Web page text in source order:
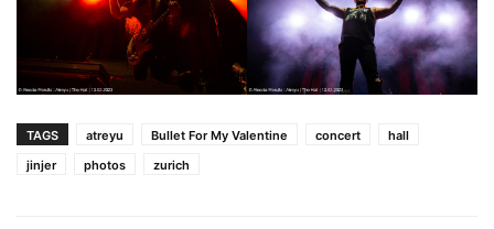
TAGS atreyu Bullet For My Valentine concert
hall
jinjer
photos zurich